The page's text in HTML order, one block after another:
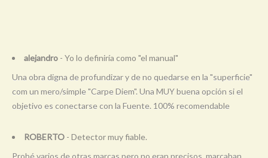
alejandro - Yo lo definiría como "el manual"
Una obra digna de profundizar y de no quedarse en la "superficie"
com un mero/simple "Carpe Diem". Una MUY buena opción si el
objetivo es conectarse con la Fuente. 100% recomendable
ROBERTO - Detector muy fiable.
Probé varios de otras marcas pero no eran precisos, marcaban